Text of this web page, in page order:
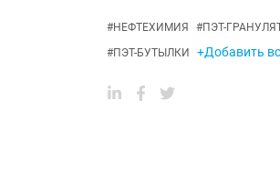
#НЕФТЕХИМИЯ #ПЭТ-
#ПЭТ-БУТЫЛКИ +Добавить